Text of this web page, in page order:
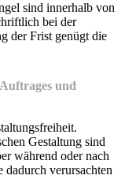
sind innerhalb von
bei der
der Frist genügt die
und
Gestaltung sind
während oder nach
verursachten